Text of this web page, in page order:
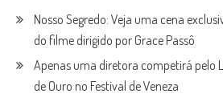
Nosso Segredo: Veja uma cena
do filme dirigido por Grace Passô
Apenas uma diretora competirá pelo
de Ouro no Festival de Veneza